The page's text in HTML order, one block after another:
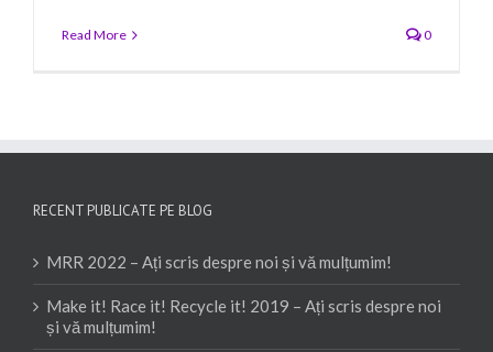
Read More 0
RECENT PUBLICATE PE BLOG
MRR 2022 – Ați scris despre noi și vă mulțumim!
Make it! Race it! Recycle it! 2019 – Ați scris despre noi
și vă mulțumim!